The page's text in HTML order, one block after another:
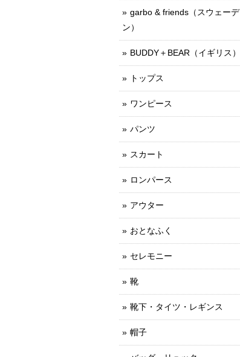
garbo & friends（スウェーデ
ン）
BUDDY＋BEAR（イギリス）
トップス
ワンピース
パンツ
スカート
ロンパース
アウター
おとなふく
セレモニー
靴
靴下・タイツ・レギンス
帽子